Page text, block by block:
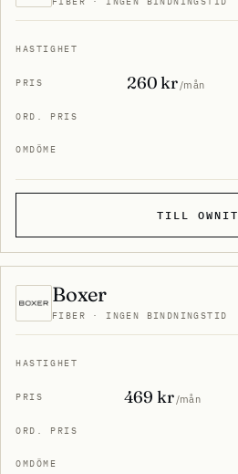
260 kr/mån
TILL OWNIT
Boxer
FIBER · INGEN BINDNINGSTID
469 kr/mån